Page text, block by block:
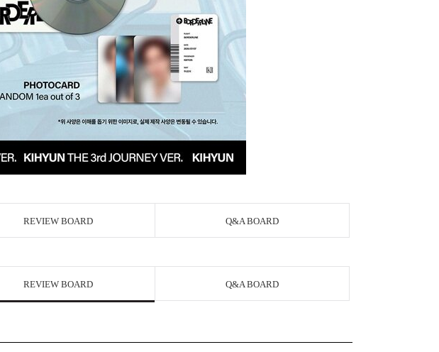
REVIEW BOARD Q&A BOARD
REVIEW BOARD Q&A BOARD